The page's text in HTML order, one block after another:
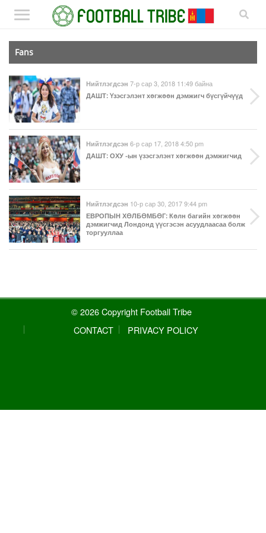
Fans
Нийтлэгдсэн 7-р сар 3, 2018 11:49 байна
ДАШТ: Үзэсгэлэнт хөгжөөн дэмжигч бүсгүйчүүд
Нийтлэгдсэн 6-р сар 17, 2018 4:50 pm
ДАШТ: ОХУ -ын үзэсгэлэнт хөгжөөн дэмжигчид
Нийтлэгдсэн 10-р сар 30, 2017 9:44 pm
ЕВРОПЫН ХӨЛБӨМБӨГ: Көлн багийн хөгжөөн
дэмжигчид Лондонд үүсгэсэн асуудлаасаа болж
торгууллаа
© 2026 Copyright Football Tribe
CONTACT
PRIVACY POLICY